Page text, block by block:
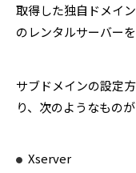
取得した独自ドメイ
のレンタルサーバー
サブドメインの設定
り、次のようなものが
Xserver